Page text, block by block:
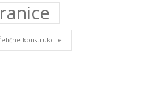
konstrukcije